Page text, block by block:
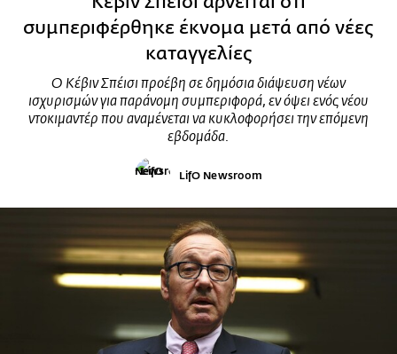
συμπεριφέρθηκε έκνομα μετά από νέες
καταγγελίες
Ο Κέβιν Σπέισι προέβη σε δημόσια διάψευση νέων
ισχυρισμών για παράνομη συμπεριφορά, εν όψει ενός νέου
ντοκιμαντέρ που αναμένεται να κυκλοφορήσει την επόμενη
εβδομάδα.
LifO Newsroom